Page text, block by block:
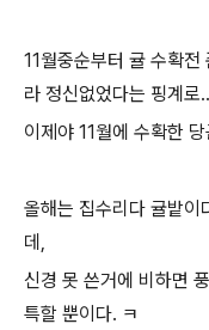
11월중순부터 귤 수확
라 정신없었다는 핑계로
이제야 11월에 수확한
올해는 집수리다 귤밭이
데,
신경 못 쓴거에 비하면
특할 뿐이다. ㅋ